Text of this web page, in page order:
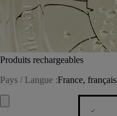
Produits rechargeables
Pays / Langue :France, français